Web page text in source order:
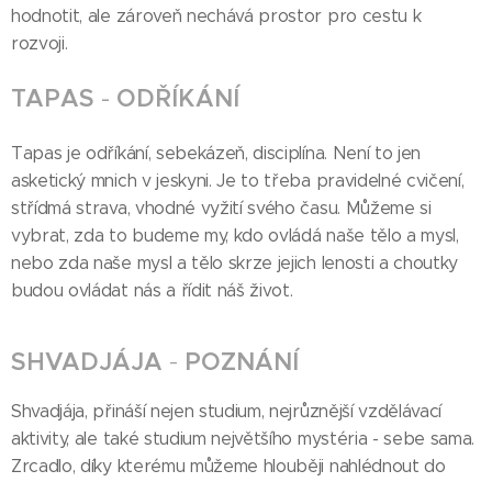
hodnotit, ale zároveň nechává prostor pro cestu k
rozvoji.
TAPAS - ODŘÍKÁNÍ
Tapas je odříkání, sebekázeň, disciplína. Není to jen
asketický mnich v jeskyni. Je to třeba pravidelné cvičení,
střídmá strava, vhodné vyžití svého času. Můžeme si
vybrat, zda to budeme my, kdo ovládá naše tělo a mysl,
nebo zda naše mysl a tělo skrze jejich lenosti a choutky
budou ovládat nás a řídit náš život.
SHVADJÁJA - POZNÁNÍ
Shvadjája, přináší nejen studium, nejrůznější vzdělávací
aktivity, ale také studium největšího mystéria - sebe sama.
Zrcadlo, díky kterému můžeme hlouběji nahlédnout do